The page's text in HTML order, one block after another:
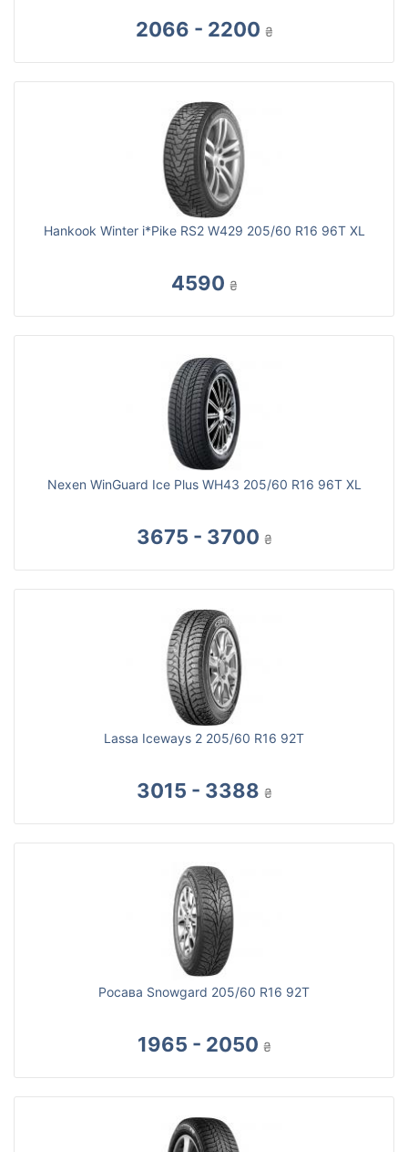
2066 - 2200 ₴
Hankook Winter i*Pike RS2 W429 205/60 R16 96T XL
4590 ₴
Nexen WinGuard Ice Plus WH43 205/60 R16 96T XL
3675 - 3700 ₴
Lassa Iceways 2 205/60 R16 92T
3015 - 3388 ₴
Росава Snowgard 205/60 R16 92T
1965 - 2050 ₴